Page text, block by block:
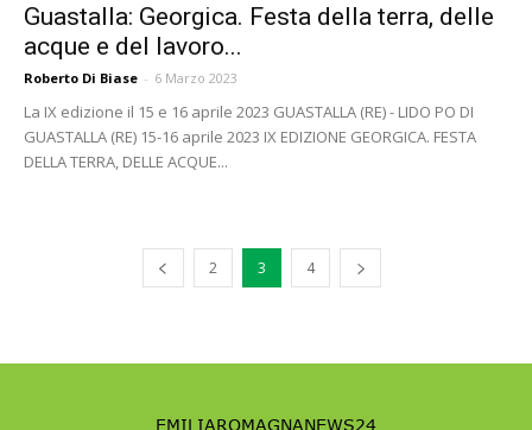
Guastalla: Georgica. Festa della terra, delle
acque e del lavoro...
Roberto Di Biase - 6 Marzo 2023
La IX edizione il 15 e 16 aprile 2023 GUASTALLA (RE) - LIDO PO DI
GUASTALLA (RE) 15-16 aprile 2023 IX EDIZIONE GEORGICA. FESTA
DELLA TERRA, DELLE ACQUE...
2 3 4